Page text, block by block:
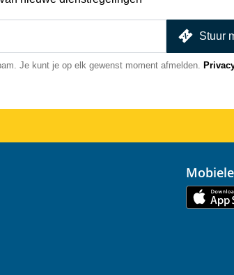
Stuur
Je kunt je op elk gewenst moment afmelden.